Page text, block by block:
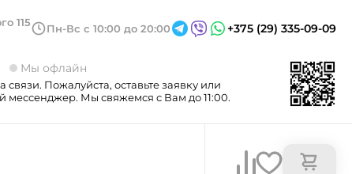
115
Пн-Вс с 10:00 до 20:00 +375 (29) 335-09-09
Мы офлайн
Пожалуйста, оставьте заявку или
мессенджер. Мы свяжемся с Вам до 11:00.